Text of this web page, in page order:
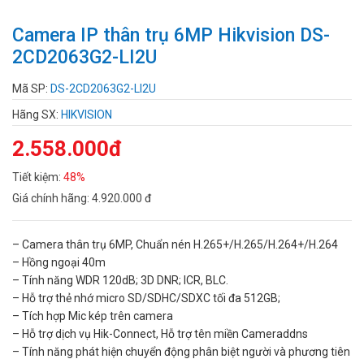
Camera IP thân trụ 6MP Hikvision DS-
2CD2063G2-LI2U
Mã SP: DS-2CD2063G2-LI2U
Hãng SX: HIKVISION
2.558.000đ
Tiết kiệm: 48%
Giá chính hãng: 4.920.000 đ
– Camera thân trụ 6MP, Chuẩn nén H.265+/H.265/H.264+/H.264
– Hồng ngoại 40m
– Tính năng WDR 120dB; 3D DNR; ICR, BLC.
– Hỗ trợ thẻ nhớ micro SD/SDHC/SDXC tối đa 512GB;
– Tích hợp Mic kép trên camera
– Hỗ trợ dịch vụ Hik-Connect, Hỗ trợ tên miền Cameraddns
– Tính năng phát hiện chuyển động phân biệt người và phương tiên